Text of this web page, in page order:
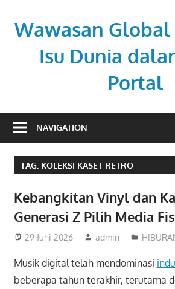
contentWawasan
Isu Dunia
Portal
pemahaman
tengah
dinamika
NAVIGATION
TAG: KOLEKSI KASET RETRO
Kebangkitan Vinyl dan
Generasi Z Pilih Media
29 Juni 2026 admin
Musik digital telah mendominasi
beberapa tahun terakhir, terutama